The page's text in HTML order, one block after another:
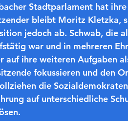
Stadtparlament hat
bleibt Moritz Kletzka,
jedoch ab. Schwab, die
war und in mehreren
auf ihre weiteren Aufgaben
fokussieren und den
die
auf unterschiedliche